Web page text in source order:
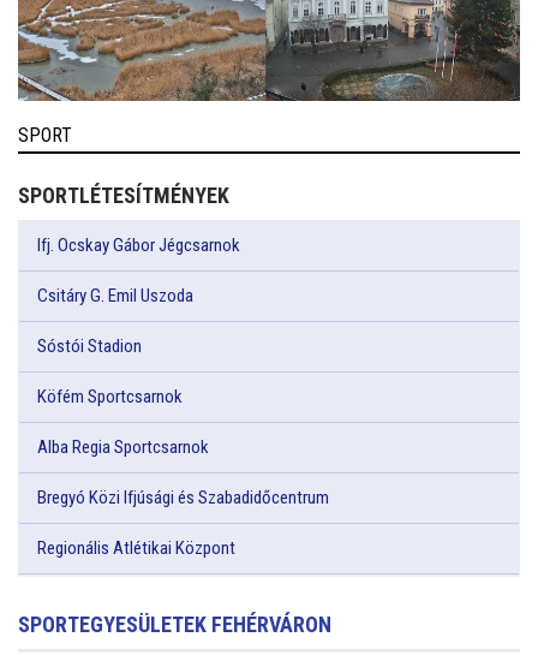
SPORT
SPORTLÉTESÍTMÉNYEK
Ifj. Ocskay Gábor Jégcsarnok
Csitáry G. Emil Uszoda
Sóstói Stadion
Köfém Sportcsarnok
Alba Regia Sportcsarnok
Bregyó Közi Ifjúsági és Szabadidőcentrum
Regionális Atlétikai Központ
SPORTEGYESÜLETEK FEHÉRVÁRON